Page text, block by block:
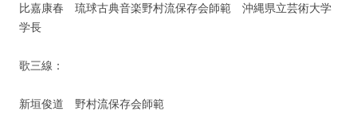
比嘉康春 琉球古典音楽野村流保存会師範 沖縄県立芸術大学
学長
歌三線：
新垣俊道 野村流保存会師範